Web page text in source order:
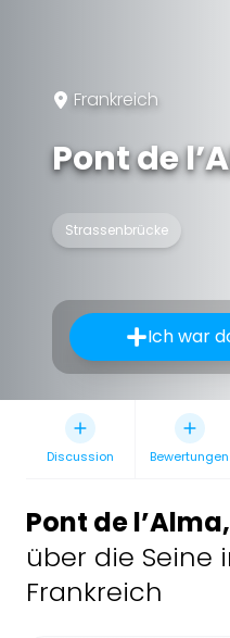
Frankreich
Pont de
Strassenbrücke
Ich war
Discussion Bewertungen
Pont de l’Alma,
über die Seine
Frankreich